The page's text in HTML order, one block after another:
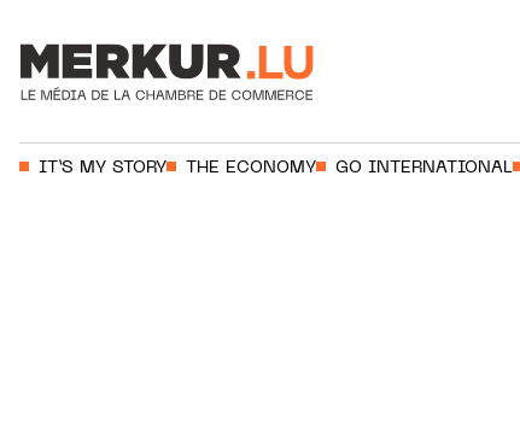
IT’S MY STORY THE ECONOMY GO INTERNATIONAL